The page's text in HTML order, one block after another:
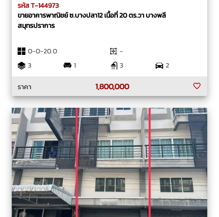
รหัส T-144973
ขายอาคารพาณิชย์ ซ.บางปลา12 เนื้อที่ 20 ตร.วา บางพลี
สมุทรปราการ
0-0-20.0
-
3
1 3
2
ราคา
1,800,000